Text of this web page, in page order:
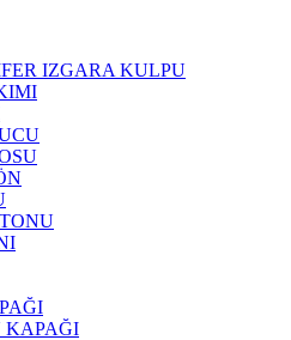
IZGARA KULPU
KAPAĞI